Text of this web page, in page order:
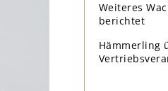
Weiteres
berichtet
Hämmerling